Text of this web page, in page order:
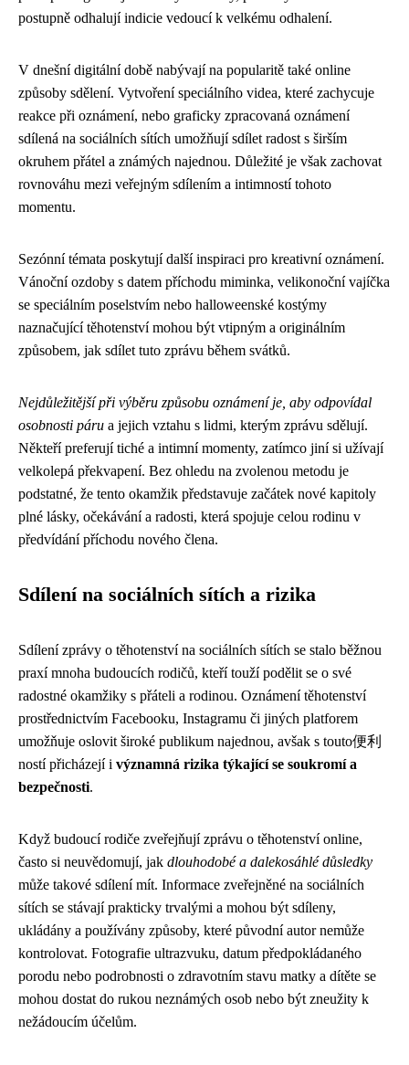
postupně odhalují indicie vedoucí k velkému odhalení.
V dnešní digitální době nabývají na popularitě také online
způsoby sdělení. Vytvoření speciálního videa, které zachycuje
reakce při oznámení, nebo graficky zpracovaná oznámení
sdílená na sociálních sítích umožňují sdílet radost s širším
okruhem přátel a známých najednou. Důležité je však zachovat
rovnováhu mezi veřejným sdílením a intimností tohoto
momentu.
Sezónní témata poskytují další inspiraci pro kreativní oznámení.
Vánoční ozdoby s datem příchodu miminka, velikonoční vajíčka
se speciálním poselstvím nebo halloweenské kostýmy
naznačující těhotenství mohou být vtipným a originálním
způsobem, jak sdílet tuto zprávu během svátků.
Nejdůležitější při výběru způsobu oznámení je, aby odpovídal
osobnosti páru a jejich vztahu s lidmi, kterým zprávu sdělují.
Někteří preferují tiché a intimní momenty, zatímco jiní si užívají
velkolepá překvapení. Bez ohledu na zvolenou metodu je
podstatné, že tento okamžik představuje začátek nové kapitoly
plné lásky, očekávání a radosti, která spojuje celou rodinu v
předvídání příchodu nového člena.
Sdílení na sociálních sítích a rizika
Sdílení zprávy o těhotenství na sociálních sítích se stalo běžnou
praxí mnoha budoucích rodičů, kteří touží podělit se o své
radostné okamžiky s přáteli a rodinou. Oznámení těhotenství
prostřednictvím Facebooku, Instagramu či jiných platforem
umožňuje oslovit široké publikum najednou, avšak s touto便利
ností přicházejí i významná rizika týkající se soukromí a
bezpečnosti.
Když budoucí rodiče zveřejňují zprávu o těhotenství online,
často si neuvědomují, jak dlouhodobé a dalekosáhlé důsledky
může takové sdílení mít. Informace zveřejněné na sociálních
sítích se stávají prakticky trvalými a mohou být sdíleny,
ukládány a používány způsoby, které původní autor nemůže
kontrolovat. Fotografie ultrazvuku, datum předpokládaného
porodu nebo podrobnosti o zdravotním stavu matky a dítěte se
mohou dostat do rukou neznámých osob nebo být zneužity k
nežádoucím účelům.